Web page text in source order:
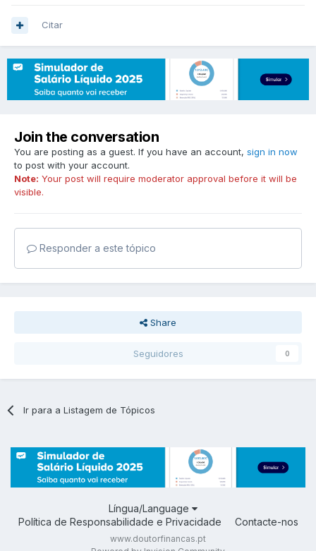
Citar
Join the conversation
You are posting as a guest. If you have an account, sign in now
to post with your account.
Note: Your post will require moderator approval before it will be
visible.
Responder a este tópico
Share
Seguidores 0
Ir para a Listagem de Tópicos
Língua/Language
Política de Responsabilidade e Privacidade
Contacte-nos
www.doutorfinancas.pt